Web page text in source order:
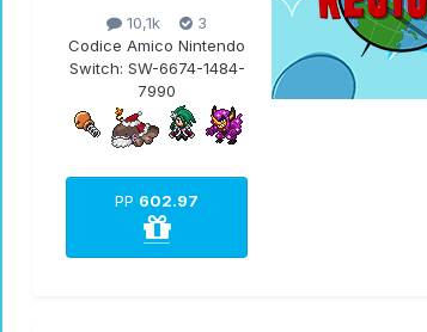
10,1k
3
Codice Amico Nintendo
Switch: SW-6674-1484-
7990
PP 602.97